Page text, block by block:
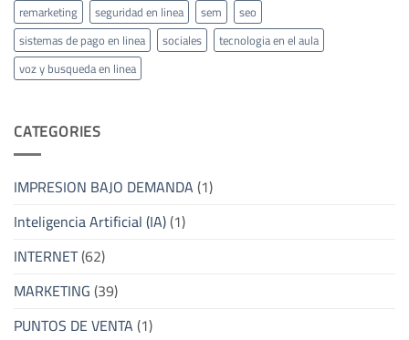
remarketing
seguridad en linea sem
seo
sistemas de pago en linea
sociales
tecnologia en el aula
voz y busqueda en linea
CATEGORIES
IMPRESION BAJO DEMANDA(1)
Inteligencia Artificial (IA)(1)
INTERNET(62)
MARKETING(39)
PUNTOS DE VENTA(1)